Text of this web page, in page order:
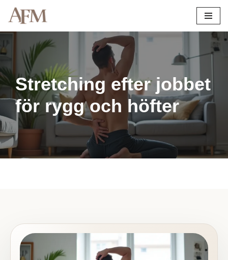
innehåll
Stretching efter jobbet
för rygg och höfter